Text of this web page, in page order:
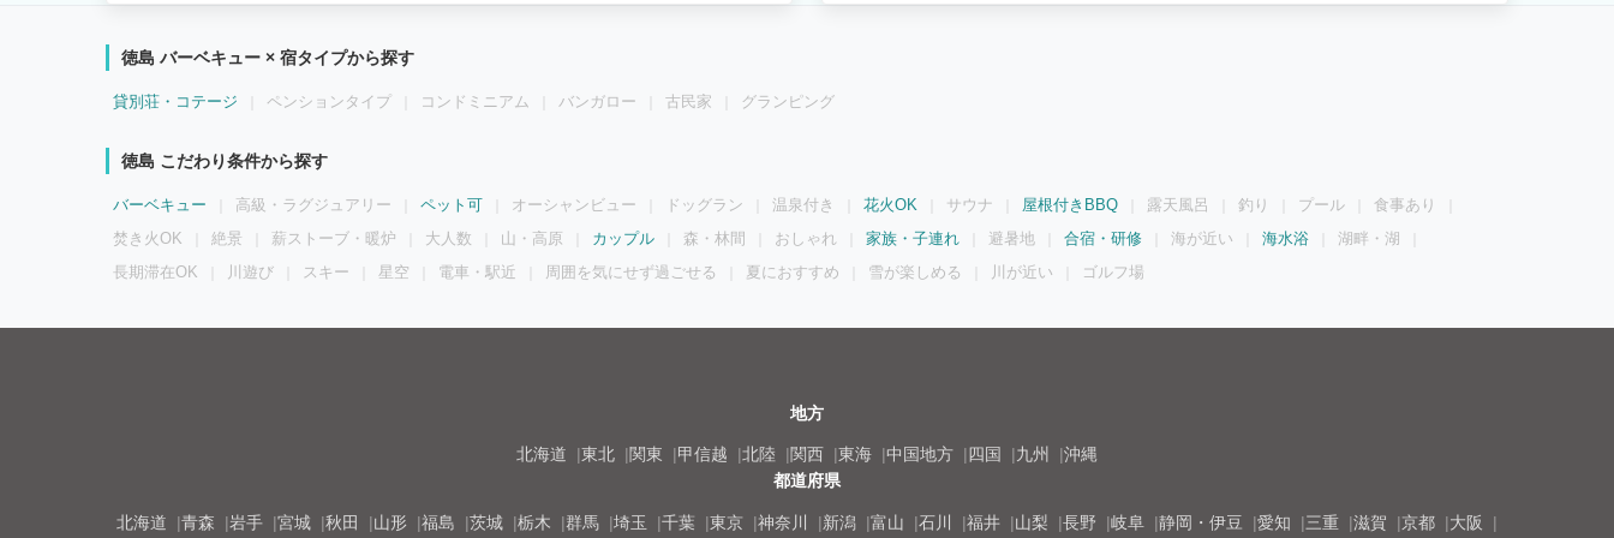
徳島 バーベキュー × 宿タイプから探す
貸別荘・コテージ ペンションタイプ コンドミニアム バンガロー 古民家 グランピング
徳島 こだわり条件から探す
バーベキュー 高級・ラグジュアリー ペット可 オーシャンビュー ドッグラン 温泉付き 花火OK サウナ 屋根付きBBQ 露天風呂 釣り プール
食事あり
焚き火OK
絶景 薪ストーブ・暖炉 大人数 山・高原 カップル 森・林間 おしゃれ 家族・子連れ 避暑地 合宿・研修 海が近い 海水浴
湖畔・湖
長期滞在OK
川遊び スキー 星空 電車・駅近 周囲を気にせず過ごせる 夏におすすめ 雪が楽しめる 川が近い ゴルフ場
地方
北海道 東北 関東 甲信越 北陸 関西 東海 中国地方 四国 九州
沖縄
都道府県
北海道 青森 岩手 宮城 秋田 山形 福島 茨城 栃木 群馬 埼玉 千葉 東京 神奈川 新潟 富山 石川 福井 山梨 長野 岐阜 静岡・伊豆 愛知 三重 滋賀 京都 大阪